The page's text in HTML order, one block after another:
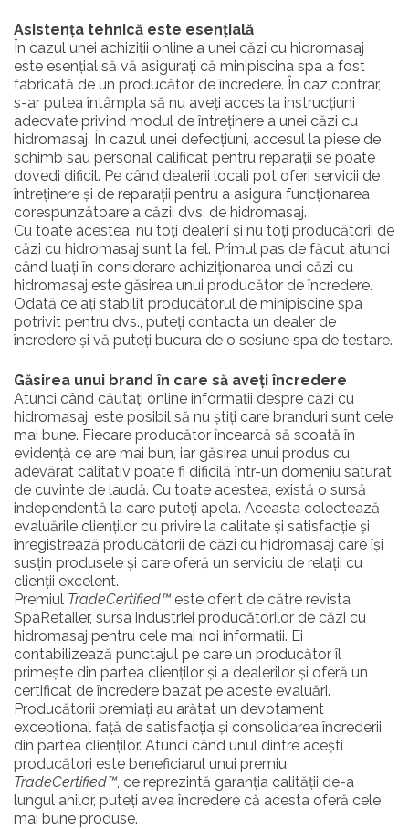
Asistența tehnică este esențială
În cazul unei achiziții online a unei căzi cu hidromasaj
este esențial să vă asigurați că minipiscina spa a fost
fabricată de un producător de încredere. În caz contrar,
s-ar putea întâmpla să nu aveți acces la instrucțiuni
adecvate privind modul de întreținere a unei căzi cu
hidromasaj. În cazul unei defecțiuni, accesul la piese de
schimb sau personal calificat pentru reparații se poate
dovedi dificil. Pe când dealerii locali pot oferi servicii de
întreținere și de reparații pentru a asigura funcționarea
corespunzătoare a căzii dvs. de hidromasaj.
Cu toate acestea, nu toți dealerii și nu toți producătorii de
căzi cu hidromasaj sunt la fel. Primul pas de făcut atunci
când luați în considerare achiziționarea unei căzi cu
hidromasaj este găsirea unui producător de încredere.
Odată ce ați stabilit producătorul de minipiscine spa
potrivit pentru dvs., puteți contacta un dealer de
încredere și vă puteți bucura de o sesiune spa de testare.
Găsirea unui brand în care să aveți încredere
Atunci când căutați online informații despre căzi cu
hidromasaj, este posibil să nu știți care branduri sunt cele
mai bune. Fiecare producător încearcă să scoată în
evidență ce are mai bun, iar găsirea unui produs cu
adevărat calitativ poate fi dificilă într-un domeniu saturat
de cuvinte de laudă. Cu toate acestea, există o sursă
independentă la care puteți apela. Aceasta colectează
evaluările clienților cu privire la calitate și satisfacție și
înregistrează producătorii de căzi cu hidromasaj care își
susțin produsele și care oferă un serviciu de relații cu
clienții excelent.
Premiul TradeCertified™este oferit de către revista
SpaRetailer, sursa industriei producătorilor de căzi cu
hidromasaj pentru cele mai noi informații. Ei
contabilizează punctajul pe care un producător îl
primește din partea clienților și a dealerilor și oferă un
certificat de încredere bazat pe aceste evaluări.
Producătorii premiați au arătat un devotament
excepțional față de satisfacția și consolidarea încrederii
din partea clienților. Atunci când unul dintre acești
producători este beneficiarul unui premiu
TradeCertified™, ce reprezintă garanția calității de-a
lungul anilor, puteți avea încredere că acesta oferă cele
mai bune produse.